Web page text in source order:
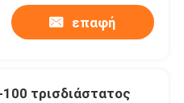
επαφή
τρισδιάστατος